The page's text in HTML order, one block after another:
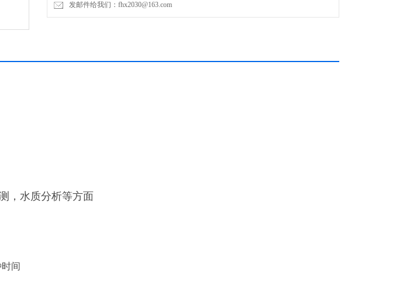
发邮件给我们：fhx2030@163.com
，水质分析等方面
间